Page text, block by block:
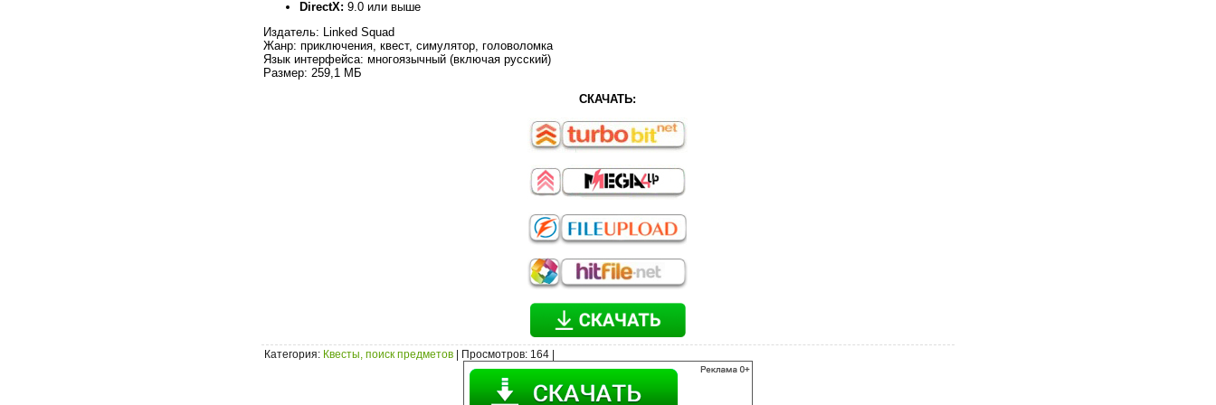
DirectX: 9.0 или выше
Издатель: Linked Squad
Жанр: приключения, квест, симулятор, головоломка
Язык интерфейса: многоязычный (включая русский)
Размер: 259,1 МБ
СКАЧАТЬ:
Категория: Квесты, поиск предметов Просмотров: 164 |